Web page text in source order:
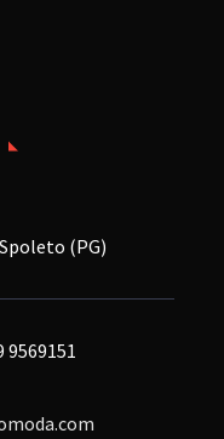
(PG)
9569151